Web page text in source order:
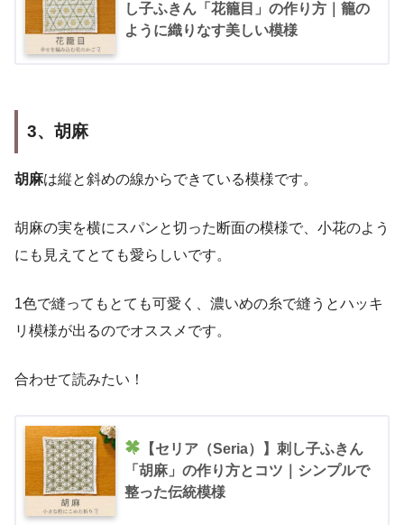
し子ふきん「花籠目」の作り方｜籠の
ように織りなす美しい模様
3、胡麻
胡麻は縦と斜めの線からできている模様です。
胡麻の実を横にスパンと切った断面の模様で、小花のよう
にも見えてとても愛らしいです。
1色で縫ってもとても可愛く、濃いめの糸で縫うとハッキ
リ模様が出るのでオススメです。
合わせて読みたい！
【セリア（Seria）】刺し子ふきん
「胡麻」の作り方とコツ｜シンプルで
整った伝統模様